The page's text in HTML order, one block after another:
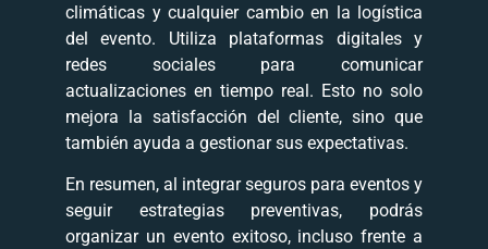
climáticas y cualquier cambio en la logística
del evento. Utiliza plataformas digitales y
redes sociales para comunicar
actualizaciones en tiempo real. Esto no solo
mejora la satisfacción del cliente, sino que
también ayuda a gestionar sus expectativas.
En resumen, al integrar seguros para eventos y
seguir estrategias preventivas, podrás
organizar un evento exitoso, incluso frente a